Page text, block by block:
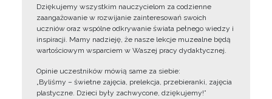
Dziękujemy wszystkim nauczycielom za codzienne
zaangażowanie w rozwijanie zainteresowań swoich
uczniów oraz wspólne odkrywanie świata pełnego wiedzy i
inspiracji. Mamy nadzieję, że nasze lekcje muzealne będą
wartościowym wsparciem w Waszej pracy dydaktycznej.
Opinie uczestników mówią same za siebie:
„Byliśmy – świetne zajęcia, prelekcja, przebieranki, zajęcia
plastyczne. Dzieci były zachwycone, dziękujemy!”